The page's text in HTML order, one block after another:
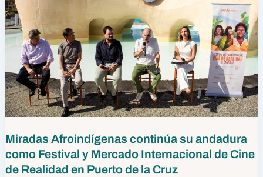
Miradas Afroindígenas continúa su andadura
como Festival y Mercado Internacional de Cine
de Realidad en Puerto de la Cruz